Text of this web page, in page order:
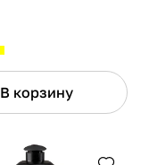
В корзину